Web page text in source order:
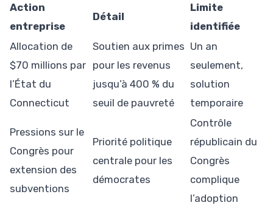
Action
entreprise
Détail
Limite
identifiée
Allocation de
$70 millions par
l’État du
Connecticut
Soutien aux primes
pour les revenus
jusqu’à 400 % du
seuil de pauvreté
Un an
seulement,
solution
temporaire
Pressions sur le
Congrès pour
extension des
subventions
Priorité politique
centrale pour les
démocrates
Contrôle
républicain du
Congrès
complique
l’adoption